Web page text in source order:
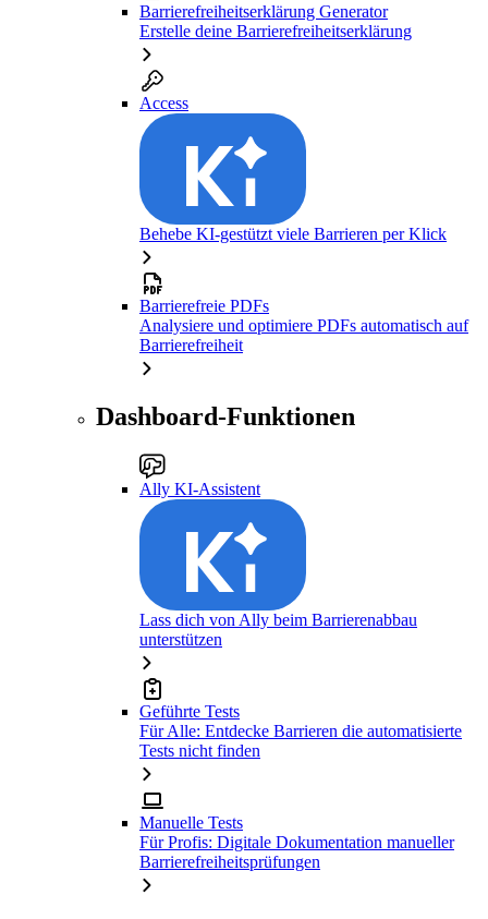
Barrierefreiheitserklärung Generator
Erstelle deine Barrierefreiheitserklärung
Access
Behebe KI-gestützt viele Barrieren per Klick
Barrierefreie PDFs
Analysiere und optimiere PDFs automatisch auf
Barrierefreiheit
Dashboard-Funktionen
Ally KI-Assistent
Lass dich von Ally beim Barrierenabbau
unterstützen
Geführte Tests
Für Alle: Entdecke Barrieren die automatisierte
Tests nicht finden
Manuelle Tests
Für Profis: Digitale Dokumentation manueller
Barrierefreiheitsprüfungen